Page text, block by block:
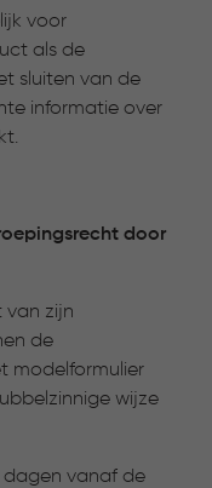
voor
als de
sluiten van de
informatie over
door
van zijn
de
modelformulier
wijze
dagen vanaf de